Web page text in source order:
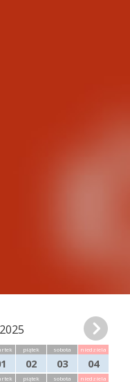
piątek
02
sobota
03
niedziela
04
piątek sobota niedziela